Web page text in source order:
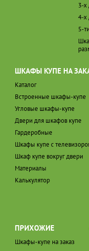
3-
4-х
5-
ШКАФЫ КУПЕ НА
Каталог
Встроенные шкафы-купе
Угловые шкафы-купе
Двери для шкафов купе
Гардеробные
Шкафы купе с
Шкаф купе вокруг двери
Материалы
Калькулятор
ПРИХОЖИЕ
Шкафы-купе на заказ